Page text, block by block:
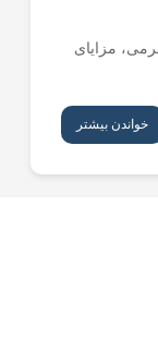
مزایای
خواندن بیشتر